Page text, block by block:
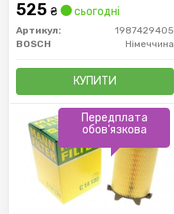
525 ₴ сьогодні
Артикул:
1987429405
BOSCH
Німеччина
КУПИТИ
Передплата
обов'язкова